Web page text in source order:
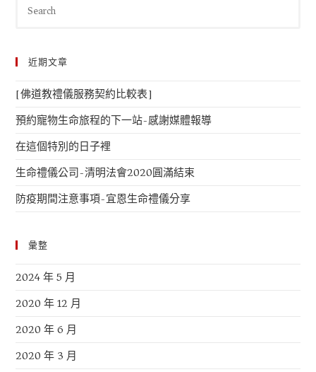
近期文章
[佛道教禮儀服務契約比較表]
預約寵物生命旅程的下一站-感謝媒體報導
在這個特別的日子裡
生命禮儀公司-清明法會2020圓滿結束
防疫期間注意事項-宜恩生命禮儀分享
彙整
2024 年 5 月
2020 年 12 月
2020 年 6 月
2020 年 3 月